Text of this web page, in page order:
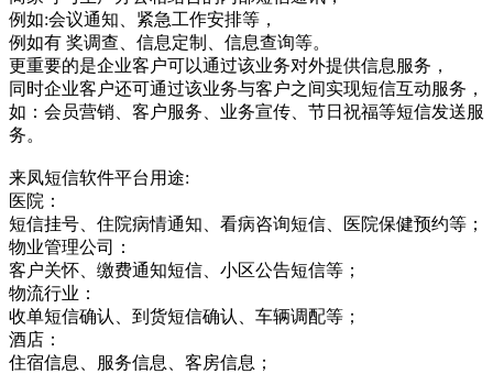
例如:会议通知、紧急工作安排等，
例如有 奖调查、信息定制、信息查询等。
更重要的是企业客户可以通过该业务对外提供信息服务，
同时企业客户还可通过该业务与客户之间实现短信互动服务，
如：会员营销、客户服务、业务宣传、节日祝福等短信发送服
务。
来凤短信软件平台用途:
医院：
短信挂号、住院病情通知、看病咨询短信、医院保健预约等；
物业管理公司：
客户关怀、缴费通知短信、小区公告短信等；
物流行业：
收单短信确认、到货短信确认、车辆调配等；
酒店：
住宿信息、服务信息、客房信息；